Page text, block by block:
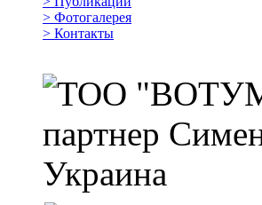
> Фотогалерея
> Контакты